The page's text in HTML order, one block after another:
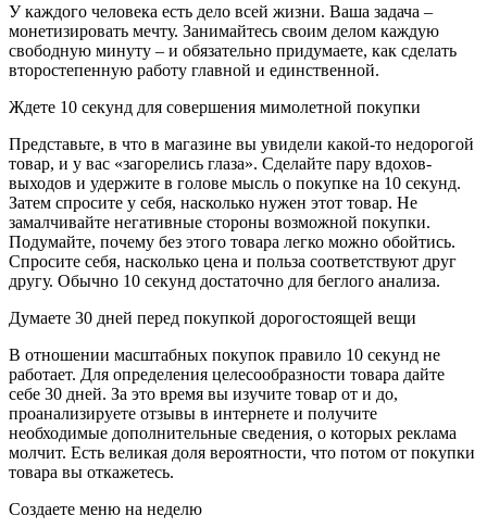
У каждого человека есть дело всей жизни. Ваша задача –
монетизировать мечту. Занимайтесь своим делом каждую
свободную минуту – и обязательно придумаете, как сделать
второстепенную работу главной и единственной.
Ждете 10 секунд для совершения мимолетной покупки
Представьте, в что в магазине вы увидели какой-то недорогой
товар, и у вас «загорелись глаза». Сделайте пару вдохов-
выходов и удержите в голове мысль о покупке на 10 секунд.
Затем спросите у себя, насколько нужен этот товар. Не
замалчивайте негативные стороны возможной покупки.
Подумайте, почему без этого товара легко можно обойтись.
Спросите себя, насколько цена и польза соответствуют друг
другу. Обычно 10 секунд достаточно для беглого анализа.
Думаете 30 дней перед покупкой дорогостоящей вещи
В отношении масштабных покупок правило 10 секунд не
работает. Для определения целесообразности товара дайте
себе 30 дней. За это время вы изучите товар от и до,
проанализируете отзывы в интернете и получите
необходимые дополнительные сведения, о которых реклама
молчит. Есть великая доля вероятности, что потом от покупки
товара вы откажетесь.
Создаете меню на неделю